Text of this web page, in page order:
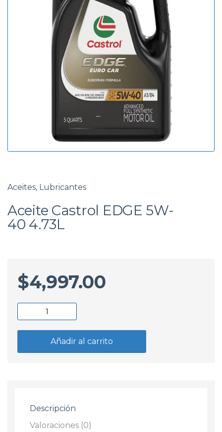
Aceites, Lubricantes
Aceite Castrol EDGE 5W-
40 4.73L
$4,997.00
Aceite
Castrol
5W-
Añadir al carrito
Descripción
Valoraciones (0)